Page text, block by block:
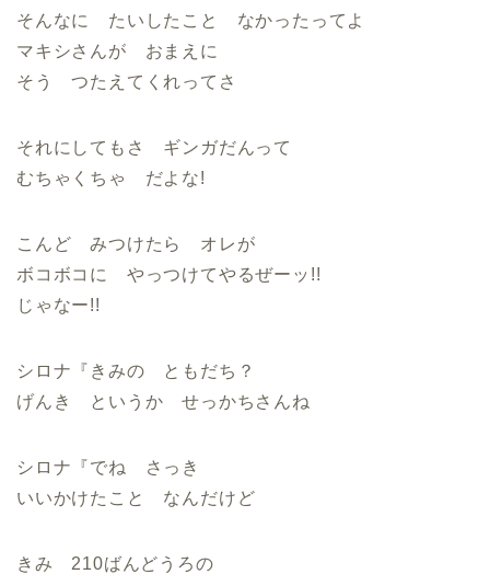
そんなに たいしたこと なかったってよ
マキシさんが おまえに
そう つたえてくれってさ
それにしてもさ ギンガだんって
むちゃくちゃ だよな!
こんど みつけたら オレが
ボコボコに やっつけてやるぜーッ!!
じゃなー!!
シロナ『きみの ともだち？
げんき というか せっかちさんね
シロナ『でね さっき
いいかけたこと なんだけど
きみ 210ばんどうろの